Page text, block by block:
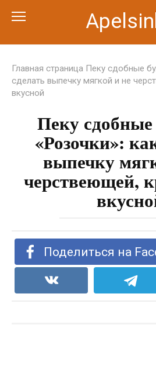
Главная страница Пеку сдобные
сделать выпечку мягкой и не
вкусной
Пеку
«Розочки»:
выпечку
черствеющей,
Поделиться на